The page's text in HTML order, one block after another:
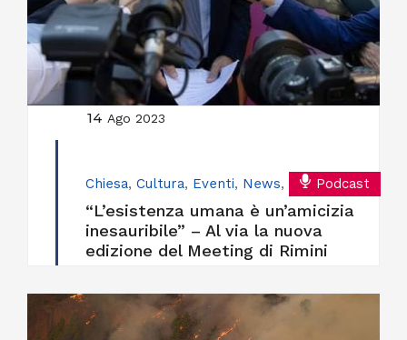
14 Ago 2023
Chiesa, Cultura, Eventi, News, Podcast
“L’esistenza umana è un’amicizia
inesauribile” – Al via la nuova
edizione del Meeting di Rimini